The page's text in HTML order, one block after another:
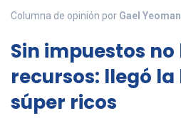
Columna de opinión por Gael
Sin impuestos no
recursos: llegó la
súper ricos